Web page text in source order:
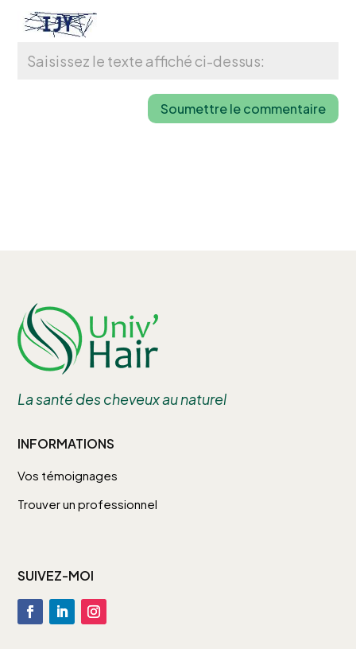
Soumettre le commentaire
La santé des cheveux au naturel
INFORMATIONS
Vos témoignages
Trouver un professionnel
SUIVEZ-MOI